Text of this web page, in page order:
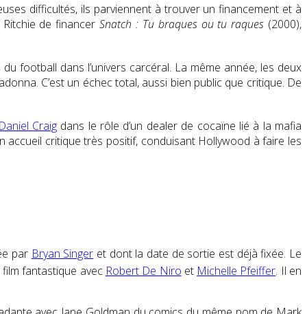
difficultés, ils parviennent à trouver un financement et à
Ritchie de financerSnatch : Tu braques ou tu raques (2000),
football dans l’univers carcéral. La même année, les deux
C’est un échec total, aussi bien public que critique. De
Daniel Craigdans le rôle d’un dealer de cocaïne lié à la mafia
critique très positif, conduisant Hollywood à faire les
par Bryan Singer et dont la date de sortie est déjà fixée. Le
fantastique avec Robert De Niro et Michelle Pfeiffer. Il en